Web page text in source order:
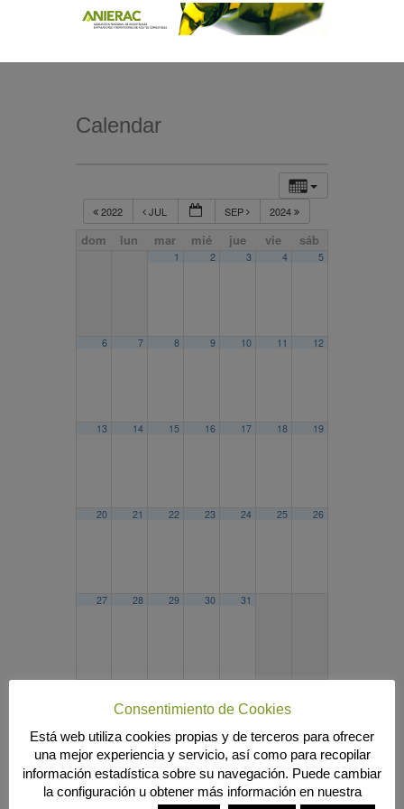
Calendar
2022 JUL SEP 2024
dom lun mar mié jue vie sáb
1 2 3 4 5
6 7 8 9 10 11 12
13 14 15 16 17 18 19
20 21 22 23 24 25 26
27 28 29 30 31
Búsqueda
MENÚ PRINCIPAL
Consentimiento de Cookies
Está web utiliza cookies propias y de terceros para ofrecer
una mejor experiencia y servicio, así como para recopilar
información estadística sobre su navegación. Puede cambiar
la configuración u obtener más información en nuestra